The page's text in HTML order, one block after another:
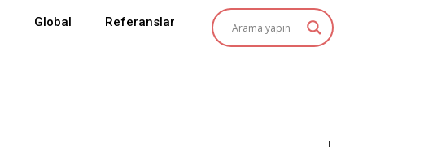
Global
Referanslar